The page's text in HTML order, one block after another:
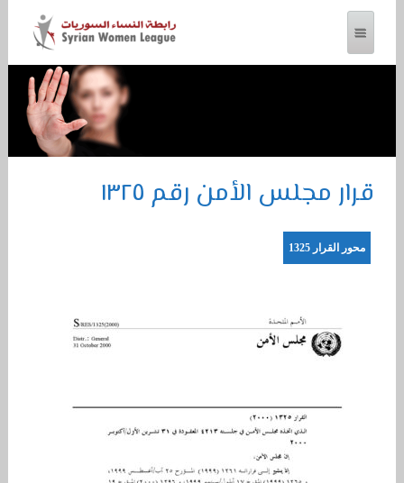
قرار مجلس الأمن رقم ١٣٢٥
محور القرار 1325